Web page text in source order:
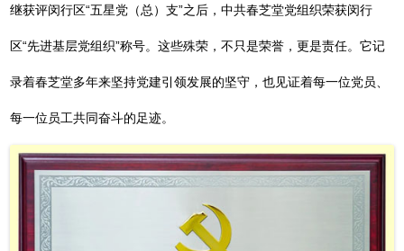
继获评闵行区“五星党（总）支”之后，中共春芝堂党组织荣获闵行
区“先进基层党组织”称号。这些殊荣，不只是荣誉，更是责任。它记
录着春芝堂多年来坚持党建引领发展的坚守，也见证着每一位党员、
每一位员工共同奋斗的足迹。